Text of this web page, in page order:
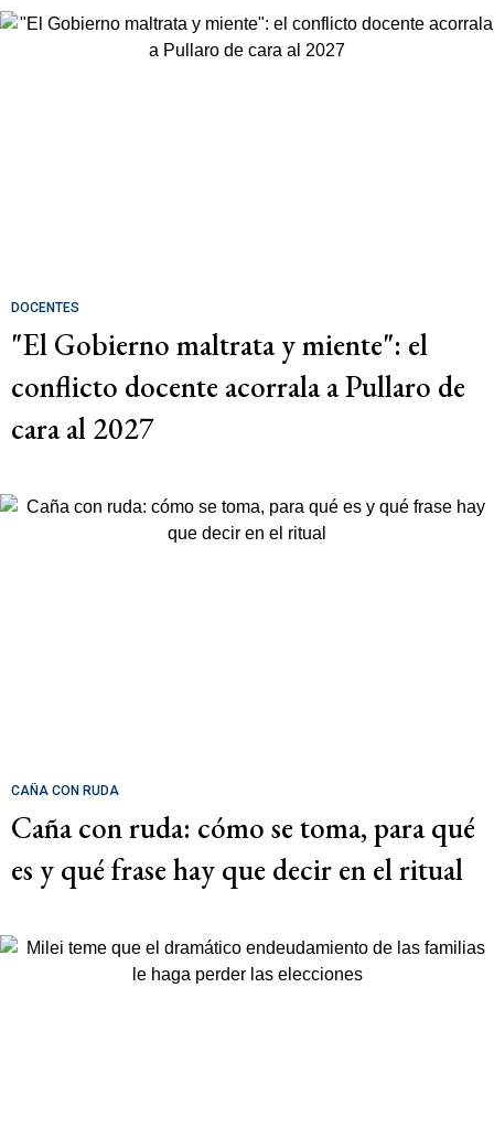
DOCENTES
"El Gobierno maltrata y miente": el
conflicto docente acorrala a Pullaro de
cara al 2027
CAÑA CON RUDA
Caña con ruda: cómo se toma, para qué
es y qué frase hay que decir en el ritual